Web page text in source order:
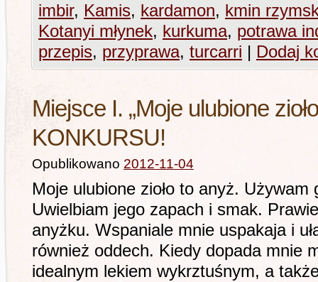
imbir, Kamis, kardamon, kmin
Kotanyi młynek, kurkuma, potrawa
przepis, przyprawa, turcarri | Dodaj
Miejsce I. „Moje ulubione
KONKURSU!
Opublikowano 2012-11-04
Moje ulubione zioło to anyż.
Uwielbiam jego zapach i smak.
anyżku. Wspaniale mnie uspakaja i
również oddech. Kiedy dopada mnie
idealnym lekiem wykrztuśnym, a